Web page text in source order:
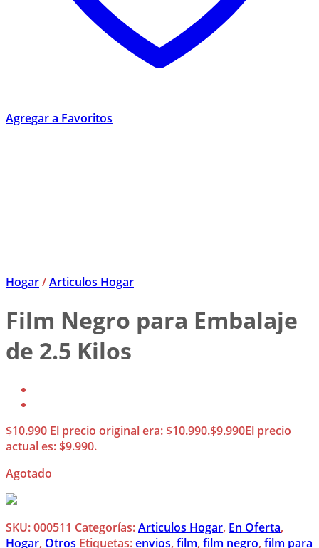
Agregar a Favoritos
Hogar/Articulos Hogar
Film Negro para Embalaje
de 2.5 Kilos
$10.990 El precio original era: $10.990.$9.990El precio
actual es: $9.990.
Agotado
SKU:000511 Categorías:Articulos Hogar, En Oferta,
Hogar, Otros Etiquetas:envios, film, film negro, film para